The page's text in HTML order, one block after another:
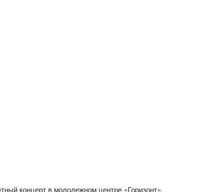
концерт в молодежном центре «Горизонт».